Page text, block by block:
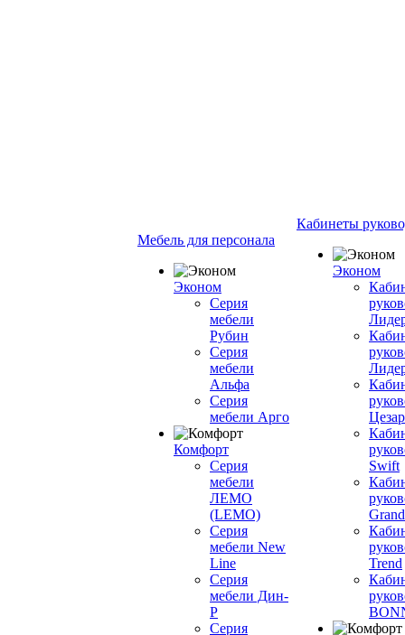
Мебель для персонала
Эконом
Серия
мебели
Рубин
Серия
мебели
Альфа
Серия
мебели Арго
Комфорт
Серия
мебели
ЛЕМО
(LEMO)
Серия
мебели New
Line
Серия
мебели Дин-
Р
Серия
Кабинеты
Эконом
Swift
Grand
Trend